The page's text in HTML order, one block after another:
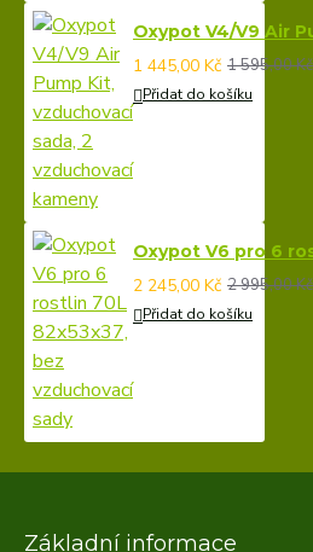
Oxypot V4/V9 Air
1 445,00 Kč 1 595,00 Kč
Přidat do košíku
Oxypot V6 pro 6
2 245,00 Kč 2 995,00 Kč
Přidat do košíku
Základní informace